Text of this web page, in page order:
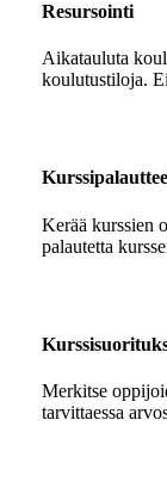
Resursointi
Aikatauluta
koulutustiloja.
Kerää kurssien
palautetta
Merkitse
tarvittaessa